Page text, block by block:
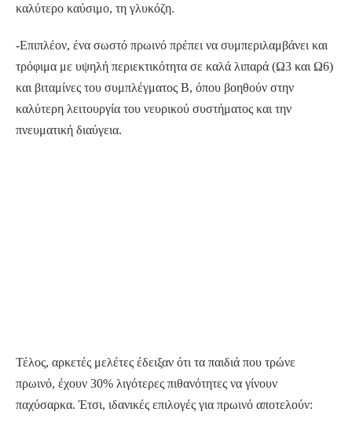
καλύτερο καύσιμο, τη γλυκόζη.
-Επιπλέον, ένα σωστό πρωινό πρέπει να συμπεριλαμβάνει και
τρόφιμα με υψηλή περιεκτικότητα σε καλά λιπαρά (Ω3 και Ω6)
και βιταμίνες του συμπλέγματος Β, όπου βοηθούν στην
καλύτερη λειτουργία του νευρικού συστήματος και την
πνευματική διαύγεια.
Τέλος, αρκετές μελέτες έδειξαν ότι τα παιδιά που τρώνε
πρωινό, έχουν 30% λιγότερες πιθανότητες να γίνουν
παχύσαρκα. Έτσι, ιδανικές επιλογές για πρωινό αποτελούν: